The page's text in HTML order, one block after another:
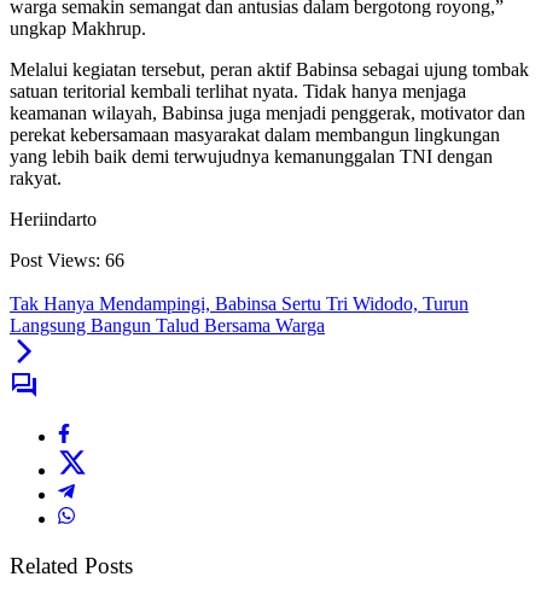
warga semakin semangat dan antusias dalam bergotong royong,”
ungkap Makhrup.
Melalui kegiatan tersebut, peran aktif Babinsa sebagai ujung tombak
satuan teritorial kembali terlihat nyata. Tidak hanya menjaga
keamanan wilayah, Babinsa juga menjadi penggerak, motivator dan
perekat kebersamaan masyarakat dalam membangun lingkungan
yang lebih baik demi terwujudnya kemanunggalan TNI dengan
rakyat.
Heriindarto
Post Views: 66
Tak Hanya Mendampingi, Babinsa Sertu Tri Widodo, Turun
Langsung Bangun Talud Bersama Warga
Related Posts